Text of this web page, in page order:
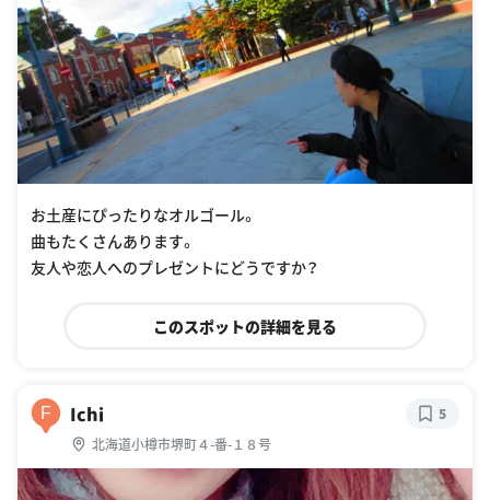
お土産にぴったりなオルゴール。
曲もたくさんあります。
友人や恋人へのプレゼントにどうですか？
このスポットの詳細を見る
F Ichi
北海道小樽市堺町４-番-１８号
5